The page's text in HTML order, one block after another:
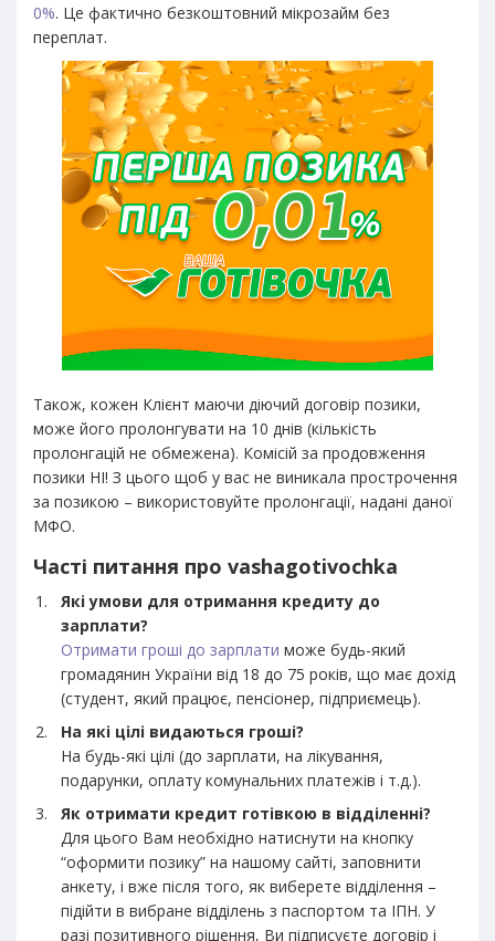
0%. Це фактично безкоштовний мікрозайм без
переплат.
Також, кожен Клієнт маючи діючий договір позики,
може його пролонгувати на 10 днів (кількість
пролонгацій не обмежена). Комісій за продовження
позики НІ! З цього щоб у вас не виникала прострочення
за позикою – використовуйте пролонгації, надані даної
МФО.
Часті питання про vashagotivochka
Які умови для отримання кредиту до
зарплати?
Отримати гроші до зарплати може будь-який
громадянин України від 18 до 75 років, що має дохід
(студент, який працює, пенсіонер, підприємець).
На які цілі видаються гроші?
На будь-які цілі (до зарплати, на лікування,
подарунки, оплату комунальних платежів і т.д.).
Як отримати кредит готівкою в відділенні?
Для цього Вам необхідно натиснути на кнопку
“оформити позику” на нашому сайті, заповнити
анкету, і вже після того, як виберете відділення –
підійти в вибране відділень з паспортом та ІПН. У
разі позитивного рішення, Ви підписуєте договір і